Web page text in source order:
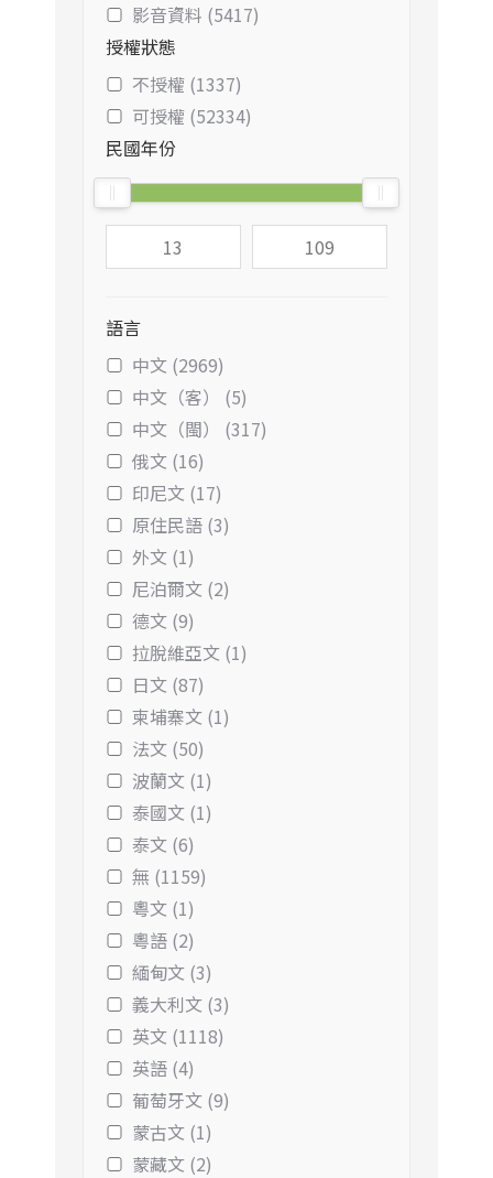
影音資料 (5417)
授權狀態
不授權 (1337)
可授權 (52334)
民國年份
語言
中文 (2969)
中文（客） (5)
中文（閩） (317)
俄文 (16)
印尼文 (17)
原住民語 (3)
外文 (1)
尼泊爾文 (2)
德文 (9)
拉脫維亞文 (1)
日文 (87)
柬埔寨文 (1)
法文 (50)
波蘭文 (1)
泰國文 (1)
泰文 (6)
無 (1159)
粵文 (1)
粵語 (2)
緬甸文 (3)
義大利文 (3)
英文 (1118)
英語 (4)
葡萄牙文 (9)
蒙古文 (1)
蒙藏文 (2)